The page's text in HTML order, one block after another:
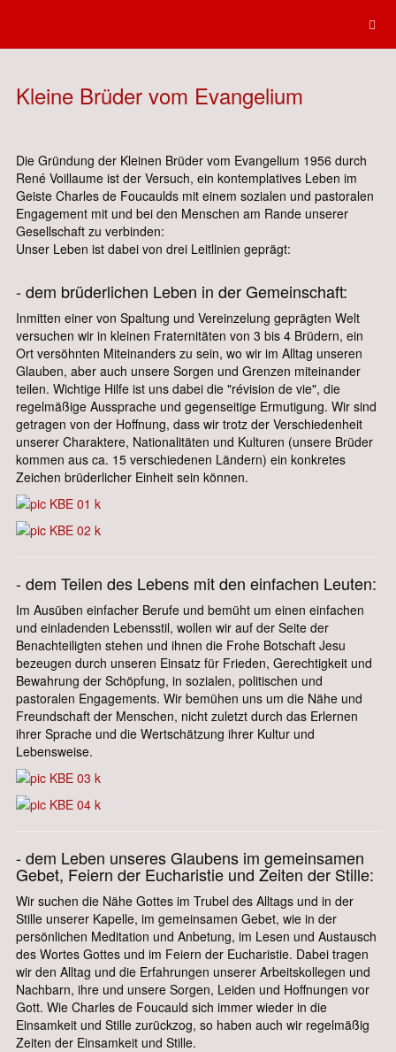
Kleine Brüder vom Evangelium
Die Gründung der Kleinen Brüder vom Evangelium 1956 durch
René Voillaume ist der Versuch, ein kontemplatives Leben im
Geiste Charles de Foucaulds mit einem sozialen und pastoralen
Engagement mit und bei den Menschen am Rande unserer
Gesellschaft zu verbinden:
Unser Leben ist dabei von drei Leitlinien geprägt:
- dem brüderlichen Leben in der Gemeinschaft:
Inmitten einer von Spaltung und Vereinzelung geprägten Welt
versuchen wir in kleinen Fraternitäten von 3 bis 4 Brüdern, ein
Ort versöhnten Miteinanders zu sein, wo wir im Alltag unseren
Glauben, aber auch unsere Sorgen und Grenzen miteinander
teilen. Wichtige Hilfe ist uns dabei die "révision de vie", die
regelmäßige Aussprache und gegenseitige Ermutigung. Wir sind
getragen von der Hoffnung, dass wir trotz der Verschiedenheit
unserer Charaktere, Nationalitäten und Kulturen (unsere Brüder
kommen aus ca. 15 verschiedenen Ländern) ein konkretes
Zeichen brüderlicher Einheit sein können.
- dem Teilen des Lebens mit den einfachen Leuten:
Im Ausüben einfacher Berufe und bemüht um einen einfachen
und einladenden Lebensstil, wollen wir auf der Seite der
Benachteiligten stehen und ihnen die Frohe Botschaft Jesu
bezeugen durch unseren Einsatz für Frieden, Gerechtigkeit und
Bewahrung der Schöpfung, in sozialen, politischen und
pastoralen Engagements. Wir bemühen uns um die Nähe und
Freundschaft der Menschen, nicht zuletzt durch das Erlernen
ihrer Sprache und die Wertschätzung ihrer Kultur und
Lebensweise.
- dem Leben unseres Glaubens im gemeinsamen
Gebet, Feiern der Eucharistie und Zeiten der Stille:
Wir suchen die Nähe Gottes im Trubel des Alltags und in der
Stille unserer Kapelle, im gemeinsamen Gebet, wie in der
persönlichen Meditation und Anbetung, im Lesen und Austausch
des Wortes Gottes und im Feiern der Eucharistie. Dabei tragen
wir den Alltag und die Erfahrungen unserer Arbeitskollegen und
Nachbarn, ihre und unsere Sorgen, Leiden und Hoffnungen vor
Gott. Wie Charles de Foucauld sich immer wieder in die
Einsamkeit und Stille zurückzog, so haben auch wir regelmäßig
Zeiten der Einsamkeit und Stille.